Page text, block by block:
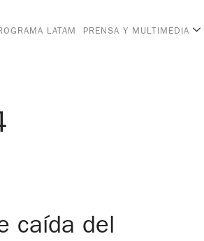
LATAM PRENSA Y MULTIMEDIA
caída del